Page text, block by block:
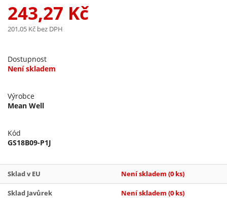
243,27 Kč
201,05 Kč bez DPH
Dostupnost
Není skladem
Výrobce
Mean Well
Kód
GS18B09-P1J
Sklad v EU Není skladem (0 ks)
Sklad Javůrek Není skladem (0 ks)